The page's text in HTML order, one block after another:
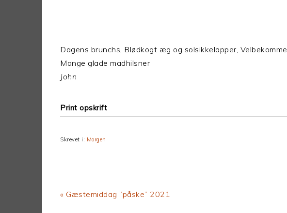
Dagens brunchs, Blødkogt æg og solsikkelapper, Velbekomme
Mange glade madhilsner
John
Print opskrift
Skrevet i: Morgen
Previous
« Gæstemiddag ”påske” 2021